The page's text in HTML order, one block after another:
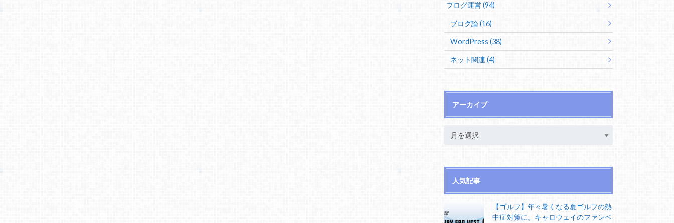
ブログ運営 (94)
ブログ論 (16)
WordPress (38)
ネット関連 (4)
アーカイブ
人気記事
【ゴルフ】年々暑くなる夏ゴルフの熱
中症対策に。キャロウェイのファンベ